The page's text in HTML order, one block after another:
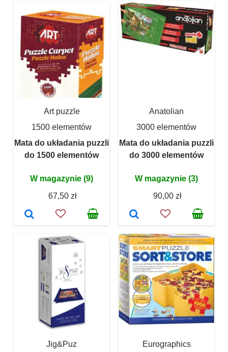
Art puzzle
1500 elementów
Mata do układania puzzli
do 1500 elementów
W magazynie (9)
67,50 zł
Anatolian
3000 elementów
Mata do układania puzzli
do 3000 elementów
W magazynie (3)
90,00 zł
Jig&Puz
Eurographics